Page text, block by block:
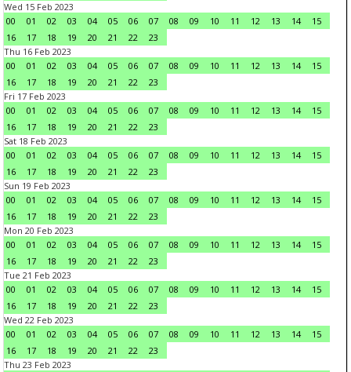
Wed 15 Feb 2023
00
01 02 03 04 05 06 07 08 09 10 11 12 13 14
15
16
17 18 19 20 21 22
23
Thu 16 Feb 2023
00
01 02 03 04 05 06 07 08 09 10 11 12 13 14
15
16
17 18 19 20 21 22
23
Fri 17 Feb 2023
00
01 02 03 04 05 06 07 08 09 10 11 12 13 14
15
16
17 18 19 20 21 22
23
Sat 18 Feb 2023
00
01 02 03 04 05 06 07 08 09 10 11 12 13 14
15
16
17 18 19 20 21 22
23
Sun 19 Feb 2023
00
01 02 03 04 05 06 07 08 09 10 11 12 13 14
15
16
17 18 19 20 21 22
23
Mon 20 Feb 2023
00
01 02 03 04 05 06 07 08 09 10 11 12 13 14
15
16
17 18 19 20 21 22
23
Tue 21 Feb 2023
00
01 02 03 04 05 06 07 08 09 10 11 12 13 14
15
16
17 18 19 20 21 22
23
Wed 22 Feb 2023
00
01 02 03 04 05 06 07 08 09 10 11 12 13 14
15
16
17 18 19 20 21 22
23
Thu 23 Feb 2023